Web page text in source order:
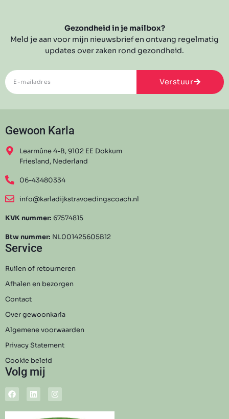
Gezondheid in je mailbox?
Meld je aan voor mijn nieuwsbrief en ontvang regelmatig
updates over zaken rond gezondheid.
Verstuur
Gewoon Karla
Learmûne 4-B, 9102 EE Dokkum
Friesland, Nederland
06-43480334
info@karladijkstravoedingscoach.nl
KVK nummer: 67574815
Btw nummer: NL001425605B12
Service
Ruilen of retourneren
Afhalen en bezorgen
Contact
Over gewoonkarla
Algemene voorwaarden
Privacy Statement
Cookie beleid
Volg mij